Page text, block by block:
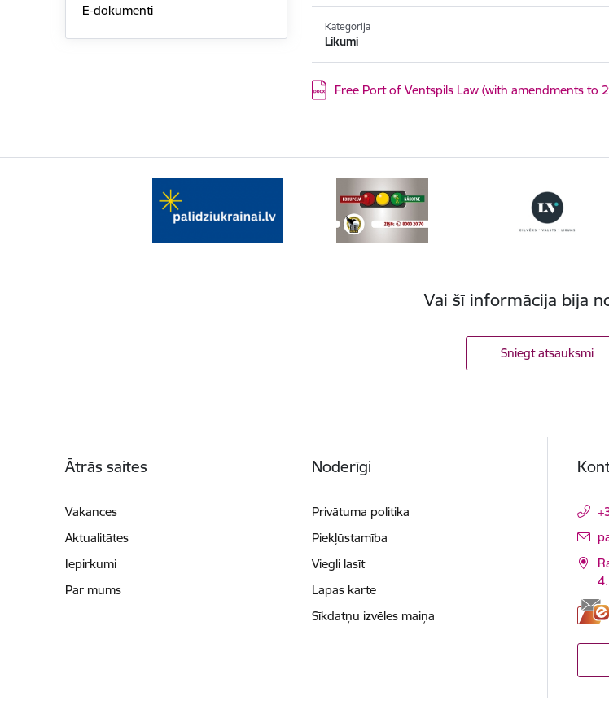
E-dokumenti
Kategorija
Likumi
Lejupielādēt:
Free Port of Ventspils Law (with amendments to
Vai šī informācija bija
Sniegt atsauksmi
Ātrās saites
Vakances
Aktualitātes
Iepirkumi
Par mums
Noderīgi
Privātuma politika
Piekļūstamība
Viegli lasīt
Lapas karte
Sīkdatņu izvēles maiņa